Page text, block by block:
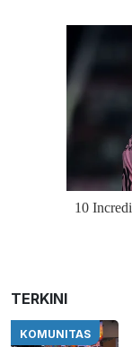
TERKINI
KOMUNITAS